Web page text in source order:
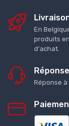
En
produits
d'achat.
Réponse à